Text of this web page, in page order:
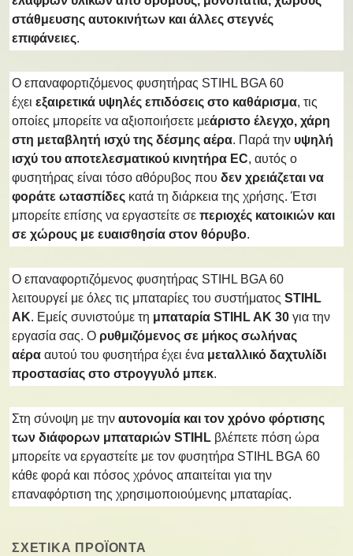
στάθμευσης αυτοκινήτων και άλλες στεγνές
επιφάνειες.
Ο επαναφορτιζόμενος φυσητήρας STIHL BGA 60
έχει εξαιρετικά υψηλές επιδόσεις στο καθάρισμα, τις
οποίες μπορείτε να αξιοποιήσετε μεάριστο έλεγχο, χάρη
στη μεταβλητή ισχύ της δέσμης αέρα. Παρά την υψηλή
ισχύ του αποτελεσματικού κινητήρα EC, αυτός ο
φυσητήρας είναι τόσο αθόρυβος που δεν χρειάζεται να
φοράτε ωτασπίδες κατά τη διάρκεια της χρήσης. Έτσι
μπορείτε επίσης να εργαστείτε σε περιοχές κατοικιών και
σε χώρους με ευαισθησία στον θόρυβο.
Ο επαναφορτιζόμενος φυσητήρας STIHL BGA 60
λειτουργεί με όλες τις μπαταρίες του συστήματος STIHL
AK. Εμείς συνιστούμε τη μπαταρία STIHL AK 30 για την
εργασία σας. Ο ρυθμιζόμενος σε μήκος σωλήνας
αέρα αυτού του φυσητήρα έχει ένα μεταλλικό δαχτυλίδι
προστασίας στο στρογγυλό μπεκ.
Στη σύνοψη με την αυτονομία και τον χρόνο φόρτισης
των διάφορων μπαταριών STIHL βλέπετε πόση ώρα
μπορείτε να εργαστείτε με τον φυσητήρα STIHL BGA 60
κάθε φορά και πόσος χρόνος απαιτείται για την
επαναφόρτιση της χρησιμοποιούμενης μπαταρίας.
ΣΧΕΤΙΚΑ ΠΡΟΪΟΝΤΑ